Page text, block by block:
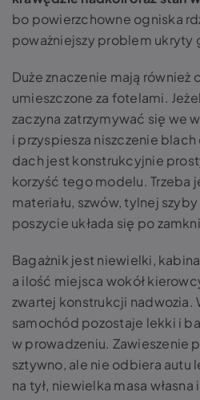
bo powierzchowne ogniska
poważniejszy problem ukryty
Duże znaczenie mają również
umieszczone za fotelami.
zaczyna zatrzymywać się we
i przyspiesza niszczenie
dach jest konstrukcyjnie
korzyść tego modelu. Trzeba
materiału, szwów, tylnej
poszycie układa się po
Bagażnik jest niewielki,
a ilość miejsca wokół
zwartej konstrukcji nadwozia.
samochód pozostaje lekki i
w prowadzeniu. Zawieszenie
sztywno, ale nie odbiera autu
na tył, niewielka masa